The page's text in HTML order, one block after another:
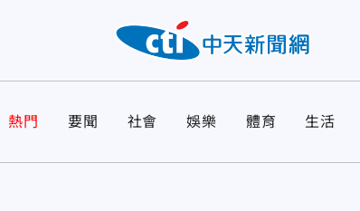
熱門 要聞 社會 娛樂 體育 生活